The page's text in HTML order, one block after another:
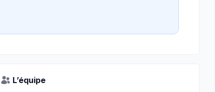
L’équipe